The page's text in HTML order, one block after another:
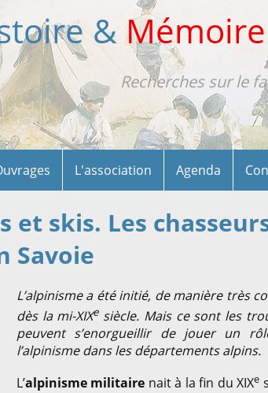
& Mémoire
Recherches sur le
L'association Agenda
et skis. Les
Savoie
L’alpinisme a été initié, de manière très
dès la mi-XIXesiècle. Mais ce sont les
peuvent s’enorgueillir de jouer un
l’alpinisme dans les départements alpins.
L’alpinisme militaire nait à la fin du XIXe